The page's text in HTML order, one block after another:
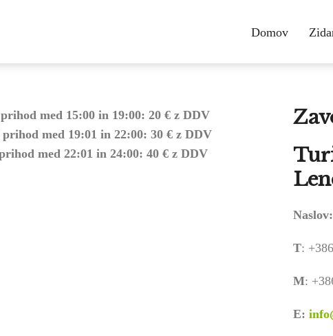
Domov
med 15:00 in 19:00: 20 € z DDV
med 19:01 in 22:00: 30 € z DDV
med 22:01 in 24:00: 40 € z DDV
Naslov:
T:
M:
E: